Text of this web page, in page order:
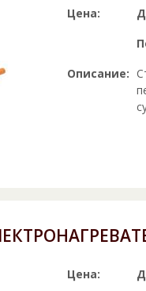
Цена:
Описание:
Цена: